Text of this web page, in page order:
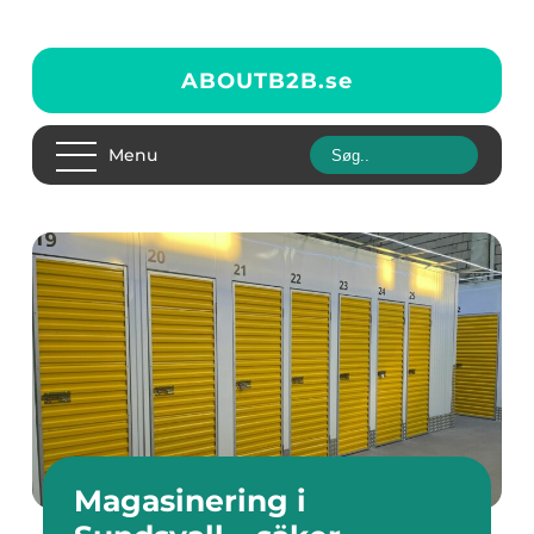
ABOUTB2B.se
Menu
Magasinering i